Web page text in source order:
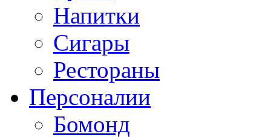
Напитки
Сигары
Рестораны
Персоналии
Бомонд